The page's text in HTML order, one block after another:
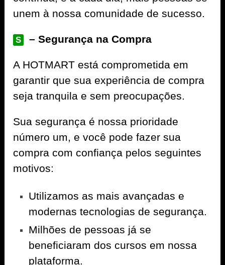
unem à nossa comunidade de sucesso.
S – Segurança na Compra
A HOTMART está comprometida em
garantir que sua experiência de compra
seja tranquila e sem preocupações.
Sua segurança é nossa prioridade
número um, e você pode fazer sua
compra com confiança pelos seguintes
motivos:
Utilizamos as mais avançadas e
modernas tecnologias de segurança.
Milhões de pessoas já se
beneficiaram dos cursos em nossa
plataforma.